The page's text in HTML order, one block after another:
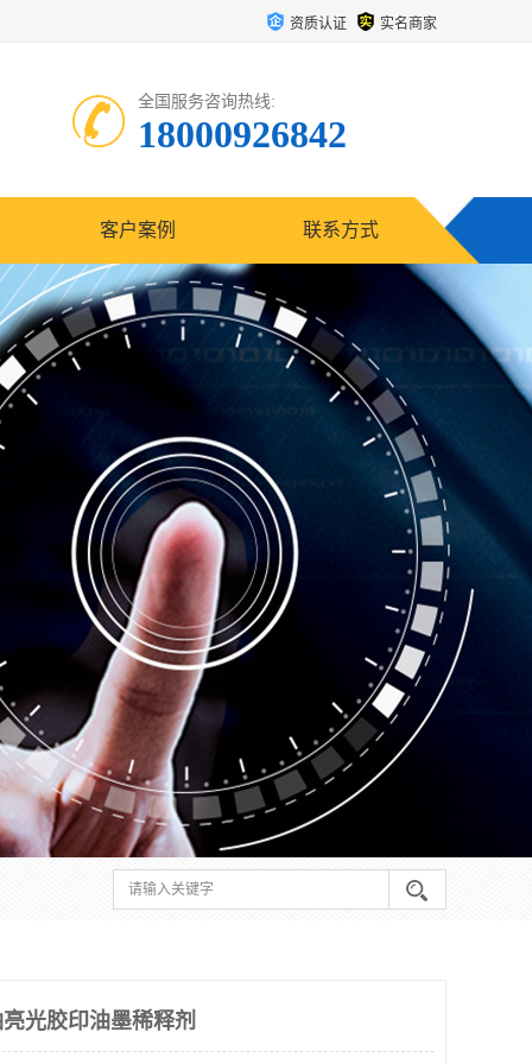
资质认证 实名商家
全国服务咨询热线:
18000926842
客户案例 联系方式
光胶印油墨稀释剂